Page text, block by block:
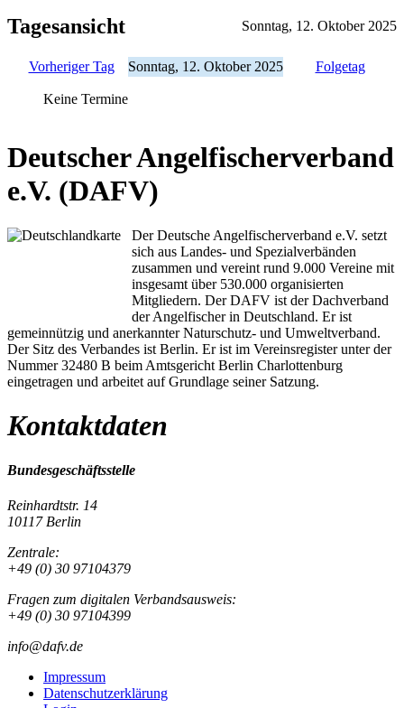
Tagesansicht Sonntag, 12. Oktober 2025
Vorheriger Tag Sonntag, 12. Oktober 2025 Folgetag
Keine Termine
Deutscher Angelfischerverband
e.V. (DAFV)
Der Deutsche Angelfischerverband e.V. setzt
sich aus Landes- und Spezialverbänden
zusammen und vereint rund 9.000 Vereine mit
insgesamt über 530.000 organisierten
Mitgliedern. Der DAFV ist der Dachverband
der Angelfischer in Deutschland. Er ist
gemeinnützig und anerkannter Naturschutz- und Umweltverband.
Der Sitz des Verbandes ist Berlin. Er ist im Vereinsregister unter der
Nummer 32480 B beim Amtsgericht Berlin Charlottenburg
eingetragen und arbeitet auf Grundlage seiner Satzung.
Kontaktdaten
Bundesgeschäftsstelle
Reinhardtstr. 14
10117 Berlin
Zentrale:
+49 (0) 30 97104379
Fragen zum digitalen Verbandsausweis:
+49 (0) 30 97104399
info@dafv.de
Impressum
Datenschutzerklärung